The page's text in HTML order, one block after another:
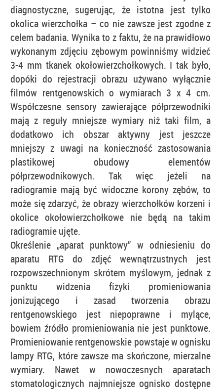
diagnostyczne, sugerując, że istotna jest tylko
okolica wierzchołka – co nie zawsze jest zgodne z
celem badania. Wynika to z faktu, że na prawidłowo
wykonanym zdjęciu zębowym powinniśmy widzieć
3-4 mm tkanek okołowierzchołkowych. I tak było,
dopóki do rejestracji obrazu używano wyłącznie
filmów rentgenowskich o wymiarach 3 x 4 cm.
Współczesne sensory zawierające półprzewodniki
mają z reguły mniejsze wymiary niż taki film, a
dodatkowo ich obszar aktywny jest jeszcze
mniejszy z uwagi na konieczność zastosowania
plastikowej obudowy elementów
półprzewodnikowych. Tak więc jeżeli na
radiogramie mają być widoczne korony zębów, to
może się zdarzyć, że obrazy wierzchołków korzeni i
okolice okołowierzchołkowe nie będą na takim
radiogramie ujęte.
Określenie „aparat punktowy” w odniesieniu do
aparatu RTG do zdjęć wewnątrzustnych jest
rozpowszechnionym skrótem myślowym, jednak z
punktu widzenia fizyki promieniowania
jonizującego i zasad tworzenia obrazu
rentgenowskiego jest niepoprawne i mylące,
bowiem źródło promieniowania nie jest punktowe.
Promieniowanie rentgenowskie powstaje w ognisku
lampy RTG, które zawsze ma skończone, mierzalne
wymiary. Nawet w nowoczesnych aparatach
stomatologicznych najmniejsze ognisko dostępne